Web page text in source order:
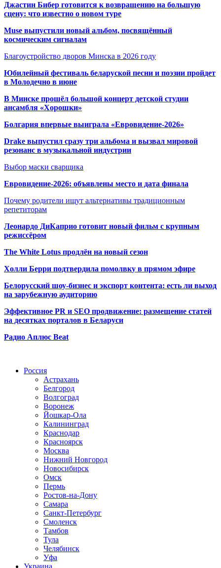
Джастин Бибер готовится к возвращению на большую
сцену: что известно о новом туре
Muse выпустили новый альбом, посвящённый
космическим сигналам
Благоустройство дворов Минска в 2026 году
Юбилейный фестиваль беларуской песни и поэзии пройдет
в Молодечно в июне
В Минске прошёл большой концерт детской студии
ансамбля «Хорошки»
Болгария впервые выиграла «Евровидение-2026»
Drake выпустил сразу три альбома и вызвал мировой
резонанс в музыкальной индустрии
Выбор маски сварщика
Евровидение-2026: объявлены место и дата финала
Почему родители ищут альтернативы традиционным
репетиторам
Леонардо ДиКаприо готовит новый фильм с крупным
режиссёром
The White Lotus продлён на новый сезон
Холли Берри подтвердила помолвку в прямом эфире
Белорусский шоу-бизнес и экспорт контента: есть ли выход
на зарубежную аудиторию
Эффективное PR и SEO продвижение: размещение статей
на десятках порталов в Беларуси
Радио Аплюс Beat
Россия
Астрахань
Белгород
Волгоград
Воронеж
Йошкар-Ола
Калининград
Краснодар
Красноярск
Москва
Нижний Новгород
Новосибирск
Омск
Пермь
Ростов-на-Дону
Самара
Санкт-Петербург
Смоленск
Тамбов
Тула
Челябинск
Уфа
Украина